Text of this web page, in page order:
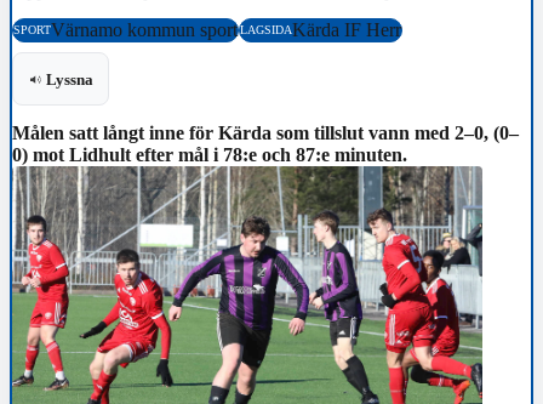
SPORTVärnamo kommun sportLAGSIDAKärda IF Herr
Lyssna
Målen satt långt inne för Kärda som tillslut vann med 2–0, (0–
0) mot Lidhult efter mål i 78:e och 87:e minuten.